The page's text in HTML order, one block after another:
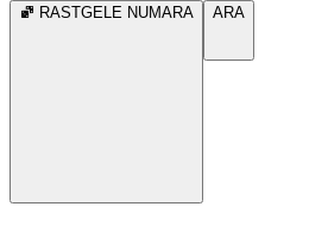
RASTGELE NUMARA ARA